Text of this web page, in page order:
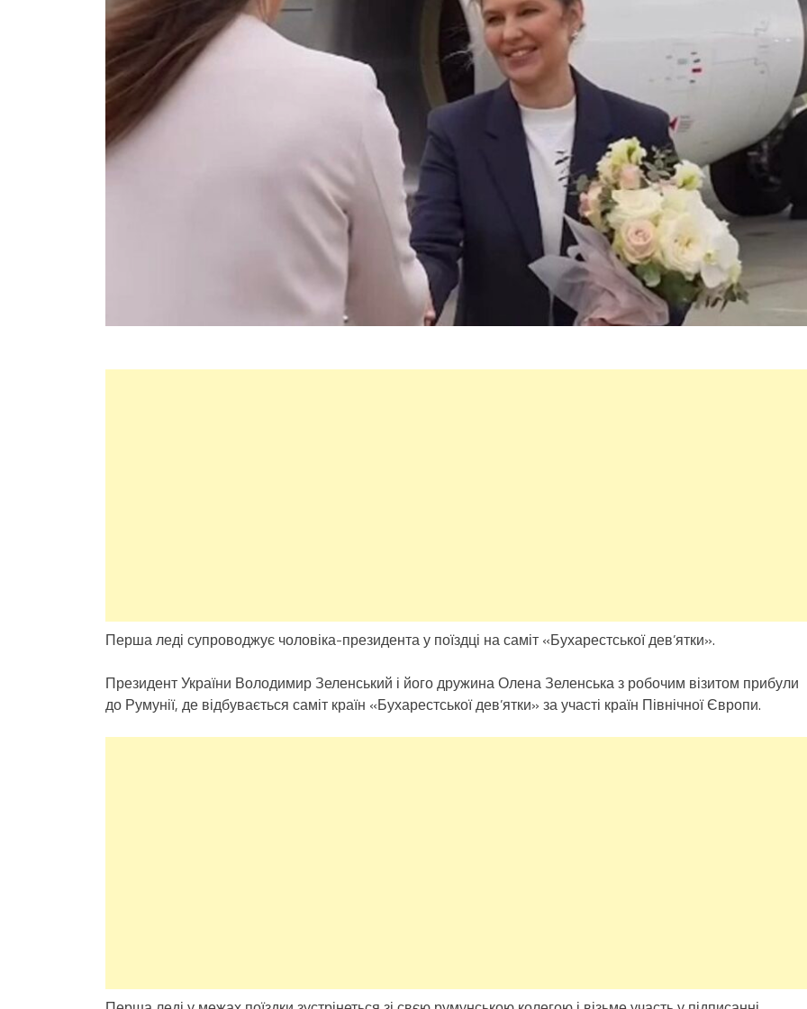
Перша леді супроводжує чоловіка-президента у поїздці на саміт «Бухарестської дев’ятки».
Президент України Володимир Зеленський і його дружина Олена Зеленська з робочим візитом прибули
до Румунії, де відбувається саміт країн «Бухарестської дев’ятки» за участі країн Північної Європи.